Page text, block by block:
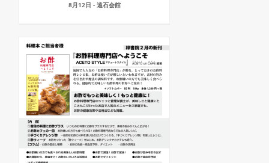
8月12日 - 遠石会館